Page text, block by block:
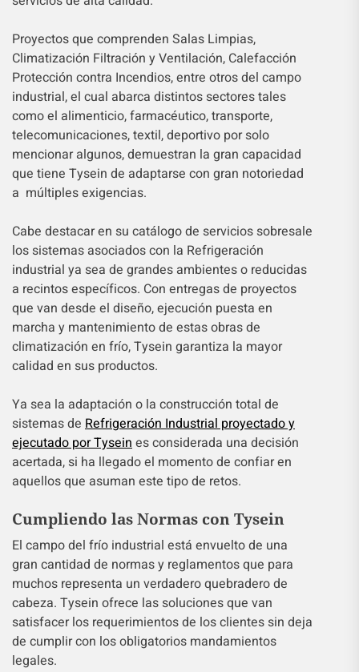
Proyectos que comprenden Salas Limpias,
Climatización Filtración y Ventilación, Calefacción
Protección contra Incendios, entre otros del campo
industrial, el cual abarca distintos sectores tales
como el alimenticio, farmacéutico, transporte,
telecomunicaciones, textil, deportivo por solo
mencionar algunos, demuestran la gran capacidad
que tiene Tysein de adaptarse con gran notoriedad
a múltiples exigencias.
Cabe destacar en su catálogo de servicios sobresale
los sistemas asociados con la Refrigeración
industrial ya sea de grandes ambientes o reducidas
a recintos específicos. Con entregas de proyectos
que van desde el diseño, ejecución puesta en
marcha y mantenimiento de estas obras de
climatización en frío, Tysein garantiza la mayor
calidad en sus productos.
Ya sea la adaptación o la construcción total de
sistemas de Refrigeración Industrial proyectado y
ejecutado por Tyseines considerada una decisión
acertada, si ha llegado el momento de confiar en
aquellos que asuman este tipo de retos.
Cumpliendo las Normas con Tysein
El campo del frío industrial está envuelto de una
gran cantidad de normas y reglamentos que para
muchos representa un verdadero quebradero de
cabeza. Tysein ofrece las soluciones que van
satisfacer los requerimientos de los clientes sin deja
de cumplir con los obligatorios mandamientos
legales.